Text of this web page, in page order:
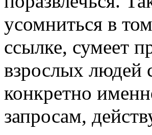
усомниться в
ссылке, сумеет
взрослых людей
конкретно
запросам,